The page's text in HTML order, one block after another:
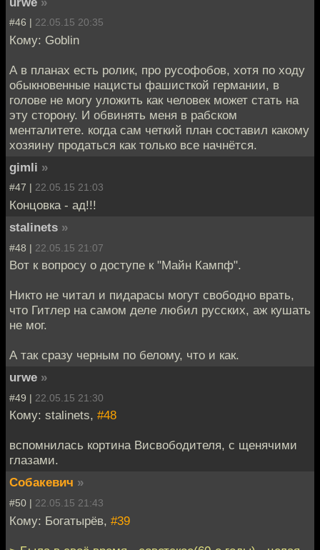
#46 | 22.05.15 20:35
Кому: Goblin
А в планах есть ролик, про русофобов, хотя по ходу
обыкновенные нацисты фашисткой германии, в
голове не могу уложить как человек может стать на
эту сторону. И обвинять меня в рабском
менталитете. когда сам четкий план составил какому
хозяину продаться как только все начнётся.
gimli »
#47 | 22.05.15 21:03
Концовка - ад!!!
stalinets »
#48 | 22.05.15 21:07
Вот к вопросу о доступе к "Майн Кампф".
Никто не читал и пидарасы могут свободно врать,
что Гитлер на самом деле любил русских, аж кушать
не мог.
А так сразу черным по белому, что и как.
urwe »
#49 | 22.05.15 21:30
Кому: stalinets, #48
вспомнилась кортина Висвободителя, с щенячими
глазами.
Собакевич »
#50 | 22.05.15 21:43
Кому: Богатырёв, #39